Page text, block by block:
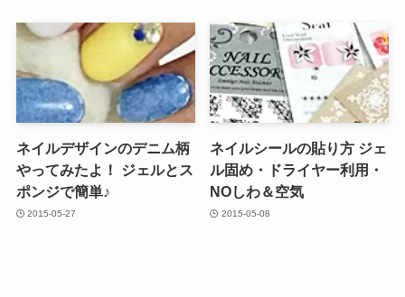
ネイルデザインのデニム柄
やってみたよ！ ジェルとス
ポンジで簡単♪
2015-05-27
ネイルシールの貼り方 ジェ
ル固め・ドライヤー利用・
NOしわ＆空気
2015-05-08